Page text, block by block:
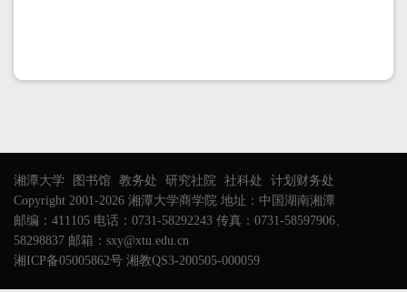
湘潭大学 图书馆 教务处 研究社院 社科处
计划财务处
Copyright 2001-2026 湘潭大学商学院 地址：中国湖南湘潭
邮编：411105 电话：0731-58292243 传真：0731-58597906、
58298837 邮箱：sxy@xtu.edu.cn
湘ICP备05005862号 湘教QS3-200505-000059